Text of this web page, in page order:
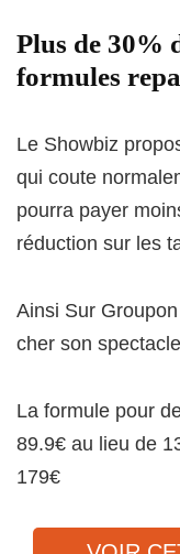
Plus de 30%
formules
Le Showbiz
qui coute
pourra payer
réduction sur les
Ainsi Sur
cher son
La formule pour
89.9€ au lieu de
179€